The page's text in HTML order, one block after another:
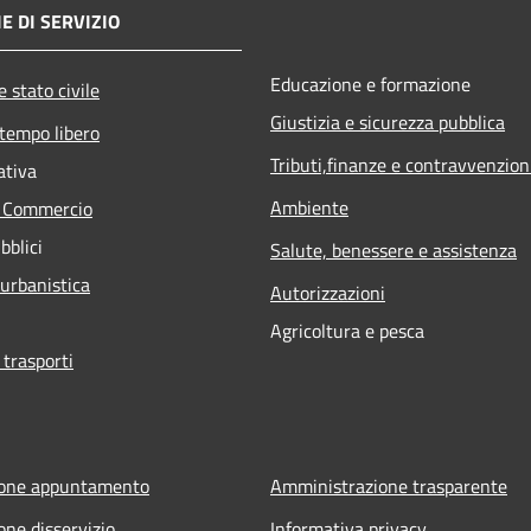
DI SERVIZIO
stato civile
libero
Educazione e formazione
Giustizia e sicurezza pubblica
Tributi,finanze e
Ambiente
Salute, benessere e assistenza
Autorizzazioni
Agricoltura e pesca
appuntamento
Amministrazione trasparente